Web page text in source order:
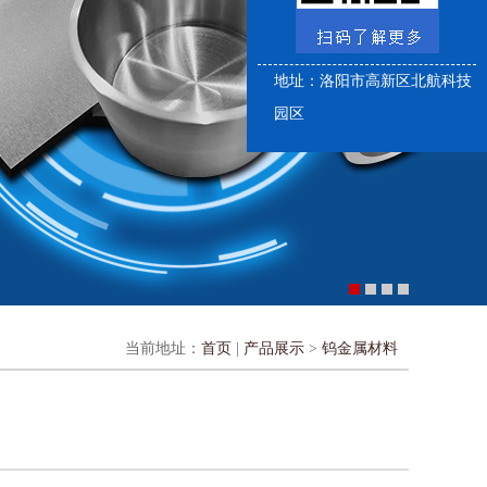
当前地址： 首页 产品展示 > 钨金属材料
地址：洛阳市高新区北航科技
园区